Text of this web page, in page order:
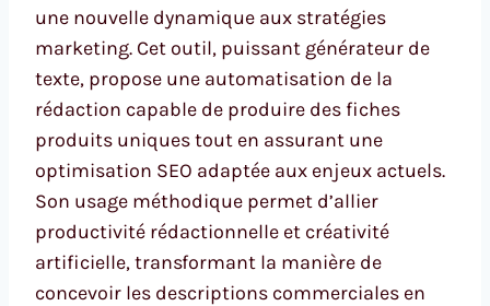
une nouvelle dynamique aux stratégies
marketing. Cet outil, puissant générateur de
texte, propose une automatisation de la
rédaction capable de produire des fiches
produits uniques tout en assurant une
optimisation SEO adaptée aux enjeux actuels.
Son usage méthodique permet d’allier
productivité rédactionnelle et créativité
artificielle, transformant la manière de
concevoir les descriptions commerciales en